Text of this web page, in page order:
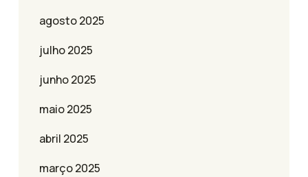
agosto 2025
julho 2025
junho 2025
maio 2025
abril 2025
março 2025